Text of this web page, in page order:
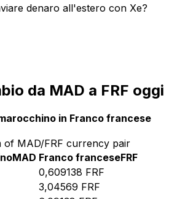
denaro all'estero con Xe?
da MAD a FRF oggi
in Franco francese
of MAD/FRF currency pair
MAD Franco franceseFRF
0,609138 FRF
3,04569 FRF